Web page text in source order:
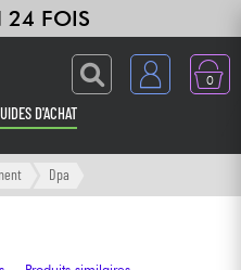
24 FOIS
0
D'ACHAT
Dpa